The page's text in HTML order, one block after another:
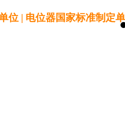
位 | 电位器国家标准制定